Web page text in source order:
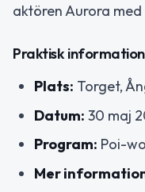
aktören Aurora
Praktisk information
Plats: Torget,
Datum: 30 maj
Program: Poi-
Mer